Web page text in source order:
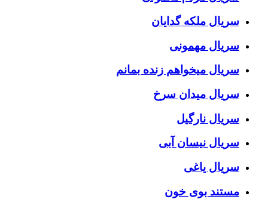
سریال ملکه گدایان
سریال مهمونی
سریال میخواهم زنده بمانم
سریال میدان سرخ
سریال نارگیل
سریال نیسان آبی
سریال یاغی
مستند بوی خون